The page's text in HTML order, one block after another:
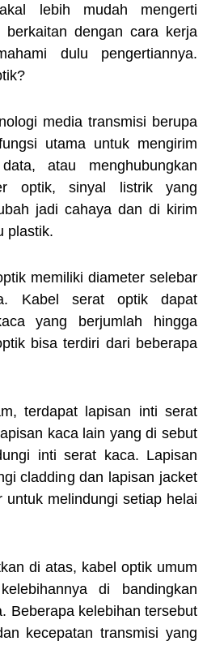
lebih mudah mengerti
dengan cara kerja
dulu pengertiannya.
media transmisi berupa
utama untuk mengirim
atau menghubungkan
optik, sinyal listrik yang
jadi cahaya dan di kirim
plastik.
memiliki diameter selebar
Kabel serat optik dapat
yang berjumlah hingga
bisa terdiri dari beberapa
terdapat lapisan inti serat
kaca lain yang di sebut
inti serat kaca. Lapisan
cladding dan lapisan jacket
untuk melindungi setiap helai
di atas, kabel optik umum
di bandingkan
Beberapa kelebihan tersebut
kecepatan transmisi yang